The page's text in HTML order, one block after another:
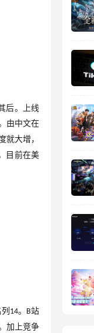
后。上线
由中文在
就大增，
目前在美
14。 B站
加上竞争